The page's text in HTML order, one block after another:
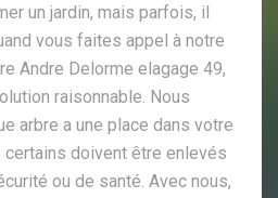
un jardin, mais parfois, il
vous faites appel à notre
Andre Delorme elagage 49,
raisonnable. Nous
arbre a une place dans votre
doivent être enlevés
ou de santé. Avec nous,